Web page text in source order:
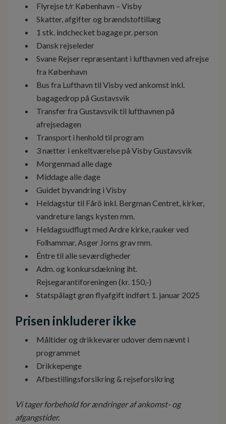
Flyrejse t/r København – Visby
Skatter, afgifter og brændstoftillæg
1 stk. indchecket bagage pr. person
Dansk rejseleder
Svane Rejser repræsentant i lufthavnen ved afrejse
fra København
Bus fra Lufthavn til Visby ved ankomst inkl.
bagagedrop på Gustavsvik
Transfer fra Gustavsvik til lufthavnen på
afrejsedagen
Transport i henhold til program
3 nætter i enkeltværelse på Visby Gustavsvik
Morgenmad alle dage
Middage alle dage
Guidet byvandring i Visby
Heldagstur til Fårö inkl. Bergman Centret, kirker,
vandreture langs kysten mm.
Heldagsudflugt med Ardre kirke, rauker ved
Folhammar, Asger Jorns grav mm.
Éntre til alle seværdigheder
Adm. og konkursdækning iht.
Rejsegarantiforeningen (kr. 150,-)
Statspålagt grøn flyafgift indført 1. januar 2025
Prisen inkluderer ikke
Måltider og drikkevarer udover dem nævnt i
programmet
Drikkepenge
Afbestillingsforsikring & rejseforsikring
Vi tager forbehold for ændringer af ankomst- og
afgangstider.